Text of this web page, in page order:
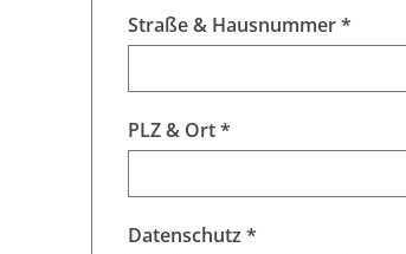
Straße & Hausnummer *
PLZ & Ort *
Datenschutz *